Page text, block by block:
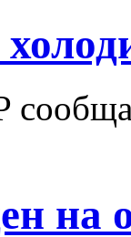
на